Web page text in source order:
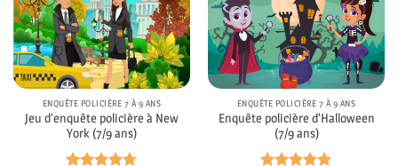
ENQUÊTE POLICIÈRE 7 À 9 ANS
Jeu d’enquête policière à New
York (7/9 ans)
ENQUÊTE POLICIÈRE 7 À 9 ANS
Enquête policière d’Halloween
(7/9 ans)